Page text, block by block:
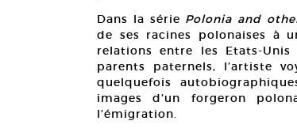
Dans la série Polonia and
de ses racines polonaises à
relations entre les Etats-
parents paternels, l’artiste
quelquefois
images d’un forgeron
l’émigration.